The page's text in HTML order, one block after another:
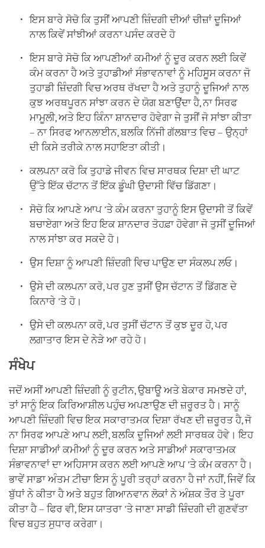
ਇਸ ਬਾਰੇ ਸੋਚੋ ਕਿ ਤੁਸੀਂ ਆਪਣੀ ਜ਼ਿੰਦਗੀ ਦੀਆਂ ਚੀਜ਼ਾਂ ਦੂਜਿਆਂ
ਨਾਲ ਕਿਵੇਂ ਸਾਂਝੀਆਂ ਕਰਨਾ ਪਸੰਦ ਕਰਦੇ ਹੋ
ਇਸ ਬਾਰੇ ਸੋਚੋ ਕਿ ਆਪਣੀਆਂ ਕਮੀਆਂ ਨੂੰ ਦੂਰ ਕਰਨ ਲਈ ਕਿਵੇਂ
ਕੰਮ ਕਰਨਾ ਹੈ ਅਤੇ ਤੁਹਾਡੀਆਂ ਸੰਭਾਵਨਾਵਾਂ ਨੂੰ ਮਹਿਸੂਸ ਕਰਨਾ ਜੋ
ਤੁਹਾਡੀ ਜ਼ਿੰਦਗੀ ਵਿਚ ਅਰਥ ਰੱਖਦਾ ਹੈ ਅਤੇ ਤੁਹਾਨੂੰ ਦੂਜਿਆਂ ਨਾਲ
ਕੁਝ ਅਰਥਪੂਰਨ ਸਾਂਝਾ ਕਰਨ ਦੇ ਯੋਗ ਬਣਾਉਂਦਾ ਹੈ, ਨਾ ਸਿਰਫ
ਮਾਮੂਲੀ, ਅਤੇ ਇਹ ਕਿੰਨਾ ਸ਼ਾਨਦਾਰ ਹੋਵੇਗਾ ਜੇ ਤੁਸੀਂ ਜੋ ਸਾਂਝਾ ਕੀਤਾ
– ਨਾ ਸਿਰਫ ਆਨਲਾਈਨ, ਬਲਕਿ ਨਿੱਜੀ ਗੱਲਬਾਤ ਵਿਚ – ਉਨ੍ਹਾਂ
ਦੀ ਕਿਸੇ ਤਰੀਕੇ ਨਾਲ ਸਹਾਇਤਾ ਕੀਤੀ।
ਕਲਪਨਾ ਕਰੋ ਕਿ ਤੁਹਾਡੇ ਜੀਵਨ ਵਿਚ ਸਾਰਥਕ ਦਿਸ਼ਾ ਦੀ ਘਾਟ
ਉੱਤੇ ਇੱਕ ਚੱਟਾਨ ਤੋਂ ਇੱਕ ਡੂੰਘੀ ਉਦਾਸੀ ਵਿੱਚ ਡਿੱਗਣਾ।
ਸੋਚੋ ਕਿ ਆਪਣੇ ਆਪ 'ਤੇ ਕੰਮ ਕਰਨਾ ਤੁਹਾਨੂੰ ਇਸ ਉਦਾਸੀ ਤੋਂ ਕਿਵੇਂ
ਬਚਾਏਗਾ ਅਤੇ ਇਹ ਇਕ ਸ਼ਾਨਦਾਰ ਤੋਹਫ਼ਾ ਹੋਵੇਗਾ ਜੋ ਤੁਸੀਂ ਦੂਜਿਆਂ
ਨਾਲ ਸਾਂਝਾ ਕਰ ਸਕਦੇ ਹੋ।
ਉਸ ਦਿਸ਼ਾ ਨੂੰ ਆਪਣੀ ਜ਼ਿੰਦਗੀ ਵਿਚ ਪਾਉਣ ਦਾ ਸੰਕਲਪ ਲਓ।
ਉਸੇ ਦੀ ਕਲਪਨਾ ਕਰੋ, ਪਰ ਹੁਣ ਤੁਸੀਂ ਉਸ ਚੱਟਾਨ ਤੋਂ ਡਿੱਗਣ ਦੇ
ਕਿਨਾਰੇ 'ਤੇ ਹੋ।
ਉਸੇ ਦੀ ਕਲਪਨਾ ਕਰੋ, ਪਰ ਤੁਸੀਂ ਚੱਟਾਨ ਤੋਂ ਕੁਝ ਦੂਰ ਹੋ, ਪਰ
ਲਗਾਤਾਰ ਇਸ ਦੇ ਨੇੜੇ ਆ ਰਹੇ ਹੋ।
ਸੰਖੇਪ
ਜਦੋਂ ਅਸੀਂ ਆਪਣੀ ਜ਼ਿੰਦਗੀ ਨੂੰ ਰੁਟੀਨ, ਉਬਾਊ ਅਤੇ ਬੇਕਾਰ ਸਮਝਦੇ ਹਾਂ,
ਤਾਂ ਸਾਨੂੰ ਇਕ ਕਿਰਿਆਸ਼ੀਲ ਪਹੁੰਚ ਅਪਣਾਉਣ ਦੀ ਜ਼ਰੂਰਤ ਹੈ। ਸਾਨੂੰ
ਆਪਣੀ ਜ਼ਿੰਦਗੀ ਵਿਚ ਇਕ ਸਕਾਰਾਤਮਕ ਦਿਸ਼ਾ ਰੱਖਣ ਦੀ ਜ਼ਰੂਰਤ ਹੈ, ਜੋ
ਨਾ ਸਿਰਫ ਆਪਣੇ ਆਪ ਲਈ, ਬਲਕਿ ਦੂਜਿਆਂ ਲਈ ਸਾਰਥਕ ਹੋਵੇ। ਇਹ
ਦਿਸ਼ਾ ਸਾਡੀਆਂ ਕਮੀਆਂ ਨੂੰ ਦੂਰ ਕਰਨ ਅਤੇ ਸਾਡੀਆਂ ਸਕਾਰਾਤਮਕ
ਸੰਭਾਵਨਾਵਾਂ ਦਾ ਅਹਿਸਾਸ ਕਰਨ ਲਈ ਆਪਣੇ ਆਪ 'ਤੇ ਕੰਮ ਕਰਨਾ ਹੈ।
ਭਾਵੇਂ ਸਾਡਾ ਅੰਤਮ ਟੀਚਾ ਇਸ ਨੂੰ ਪੂਰੀ ਤਰ੍ਹਾਂ ਕਰਨਾ ਹੈ ਜਾਂ ਨਹੀਂ, ਜਿਵੇਂ ਕਿ
ਬੁੱਧਾਂ ਨੇ ਕੀਤਾ ਹੈ ਅਤੇ ਬਹੁਤ ਗਿਆਨਵਾਨ ਲੋਕਾਂ ਨੇ ਅੰਸ਼ਕ ਤੌਰ ਤੇ ਪੂਰਾ
ਕੀਤਾ ਹੈ – ਫਿਰ ਵੀ, ਇਸ ਯਾਤਰਾ 'ਤੇ ਜਾਣਾ ਸਾਡੀ ਜ਼ਿੰਦਗੀ ਦੀ ਗੁਣਵੱਤਾ
ਵਿਚ ਬਹੁਤ ਸੁਧਾਰ ਕਰੇਗਾ।